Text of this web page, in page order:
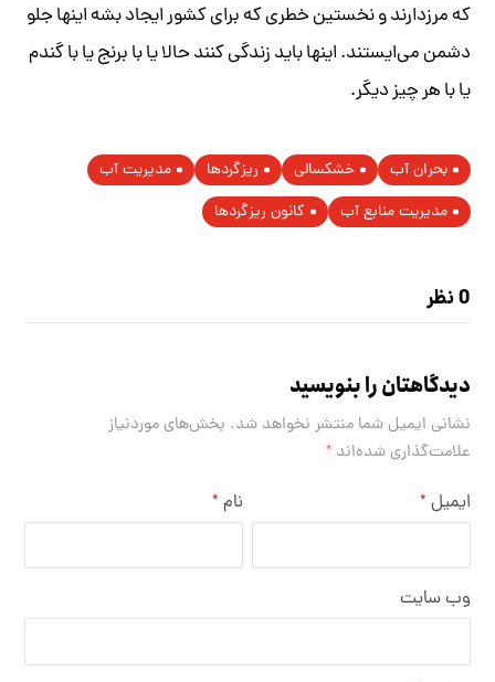
که مرزدارند و نخستین خطری که برای کشور ایجاد بشه اینها جلو
دشمن می‌ایستند. اینها باید زندگی کنند حالا یا با برنج یا با گندم
یا با هر چیز دیگر.
بحران آب خشکسالی ریزگردها
مدیریت آب
مدیریت منابع آب
کانون ریزگردها
0 نظر
دیدگاهتان را بنویسید
نشانی ایمیل شما منتشر نخواهد شد. بخش‌های موردنیاز
علامت‌گذاری شده‌اند*
نام * ایمیل *
وب‌ سایت